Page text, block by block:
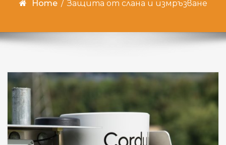
Home / Защита от слана и измръзване